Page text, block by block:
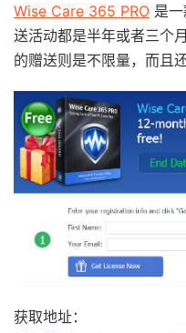
Wise Care 365 PRO 是
送活动都是半年或者三个
的赠送则是不限量，而且
获取地址：